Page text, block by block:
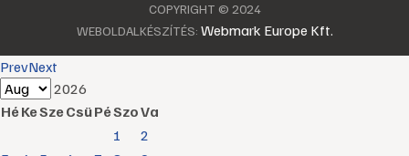
COPYRIGHT © 2024
WEBOLDALKÉSZÍTÉS: Webmark Europe Kft.
PrevNext
2026
HéKeSzeCsüPéSzoVa
1
2